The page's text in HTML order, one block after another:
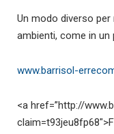
Un modo diverso per
ambienti, come in un
www.barrisol-
<a href=”http://